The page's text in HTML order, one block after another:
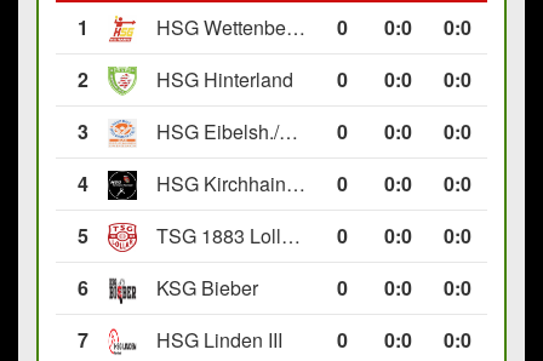
1
HSG Wettenberg III 0 0:0
0:0
2
HSG Hinterland 0 0:0
0:0
3
HSG Eibelsh./Ewersb. II 0 0:0
0:0
4
HSG Kirchhain/Neustadt II 0 0:0
0:0
5
TSG 1883 Lollar II 0 0:0
0:0
6
KSG Bieber 0 0:0
0:0
7
HSG Linden III 0 0:0
0:0